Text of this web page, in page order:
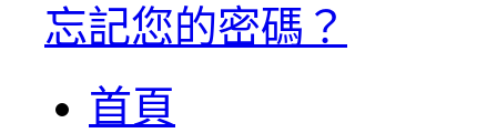
忘記您的密碼？
首頁